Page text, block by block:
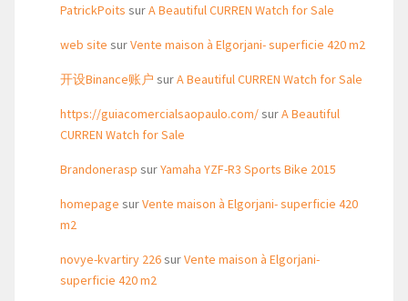
PatrickPoits surA Beautiful CURREN Watch for Sale
web site surVente maison à Elgorjani- superficie 420 m2
开设Binance账户 surA Beautiful CURREN Watch for Sale
https://guiacomercialsaopaulo.com/surA Beautiful
CURREN Watch for Sale
Brandonerasp surYamaha YZF-R3 Sports Bike 2015
homepage surVente maison à Elgorjani- superficie 420
m2
novye-kvartiry 226surVente maison à Elgorjani-
superficie 420 m2